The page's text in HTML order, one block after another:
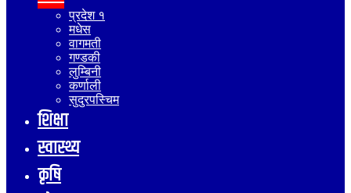
प्रदेश १
मधेस
वागमती
गण्डकी
लुम्बिनी
कर्णाली
सुदुरपस्चिम
शिक्षा
स्वास्थ्य
कृषि